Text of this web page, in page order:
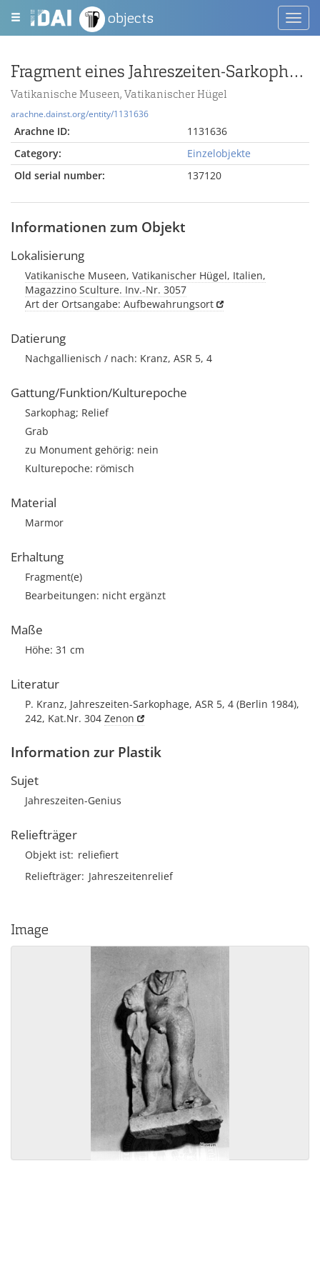
objects
Fragment eines Jahreszeiten-Sarkophags
Vatikanische Museen, Vatikanischer Hügel
arachne.dainst.org/entity/1131636
Arachne ID:
1131636
Category:
Einzelobjekte
Old serial number:
137120
Informationen zum Objekt
Lokalisierung
Vatikanische Museen, Vatikanischer Hügel, Italien,
Magazzino Sculture. Inv.-Nr. 3057
Art der Ortsangabe: Aufbewahrungsort
Datierung
Nachgallienisch / nach: Kranz, ASR 5, 4
Gattung/Funktion/Kulturepoche
Sarkophag; Relief
Grab
zu Monument gehörig: nein
Kulturepoche: römisch
Material
Marmor
Erhaltung
Fragment(e)
Bearbeitungen: nicht ergänzt
Maße
Höhe: 31 cm
Literatur
P. Kranz, Jahreszeiten-Sarkophage, ASR 5, 4 (Berlin 1984),
242, Kat.Nr. 304 Zenon
Information zur Plastik
Sujet
Jahreszeiten-Genius
Reliefträger
Objekt ist reliefiert
Reliefträger Jahreszeitenrelief
Image